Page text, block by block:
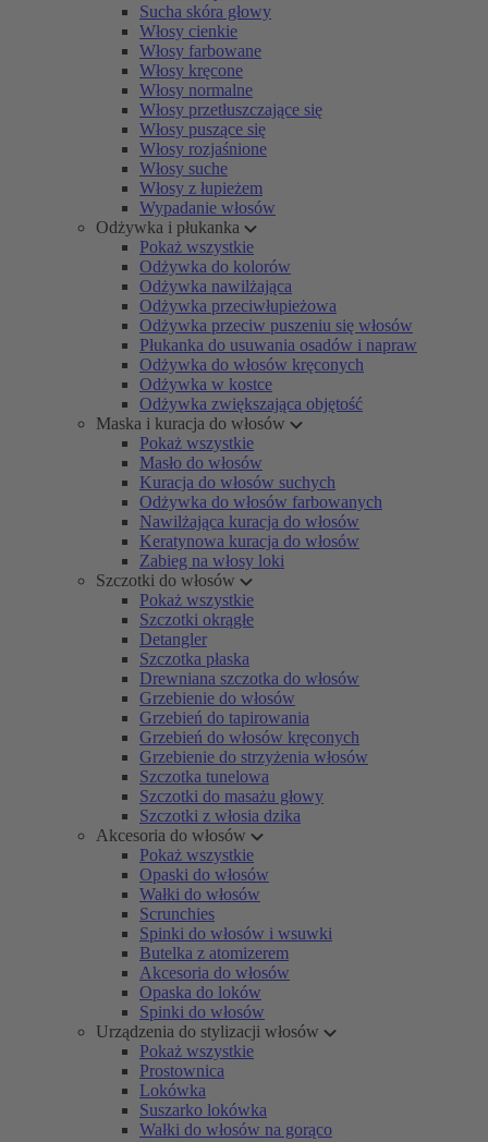
Sucha skóra głowy
Włosy cienkie
Włosy farbowane
Włosy kręcone
Włosy normalne
Włosy przetłuszczające się
Włosy puszące się
Włosy rozjaśnione
Włosy suche
Włosy z łupieżem
Wypadanie włosów
Odżywka i płukanka
Pokaż wszystkie
Odżywka do kolorów
Odżywka nawilżająca
Odżywka przeciwłupieżowa
Odżywka przeciw puszeniu się włosów
Płukanka do usuwania osadów i napraw
Odżywka do włosów kręconych
Odżywka w kostce
Odżywka zwiększająca objętość
Maska i kuracja do włosów
Pokaż wszystkie
Masło do włosów
Kuracja do włosów suchych
Odżywka do włosów farbowanych
Nawilżająca kuracja do włosów
Keratynowa kuracja do włosów
Zabieg na włosy loki
Szczotki do włosów
Pokaż wszystkie
Szczotki okrągłe
Detangler
Szczotka płaska
Drewniana szczotka do włosów
Grzebienie do włosów
Grzebień do tapirowania
Grzebień do włosów kręconych
Grzebienie do strzyżenia włosów
Szczotka tunelowa
Szczotki do masażu głowy
Szczotki z włosia dzika
Akcesoria do włosów
Pokaż wszystkie
Opaski do włosów
Wałki do włosów
Scrunchies
Spinki do włosów i wsuwki
Butelka z atomizerem
Akcesoria do włosów
Opaska do loków
Spinki do włosów
Urządzenia do stylizacji włosów
Pokaż wszystkie
Prostownica
Lokówka
Suszarko lokówka
Wałki do włosów na gorąco